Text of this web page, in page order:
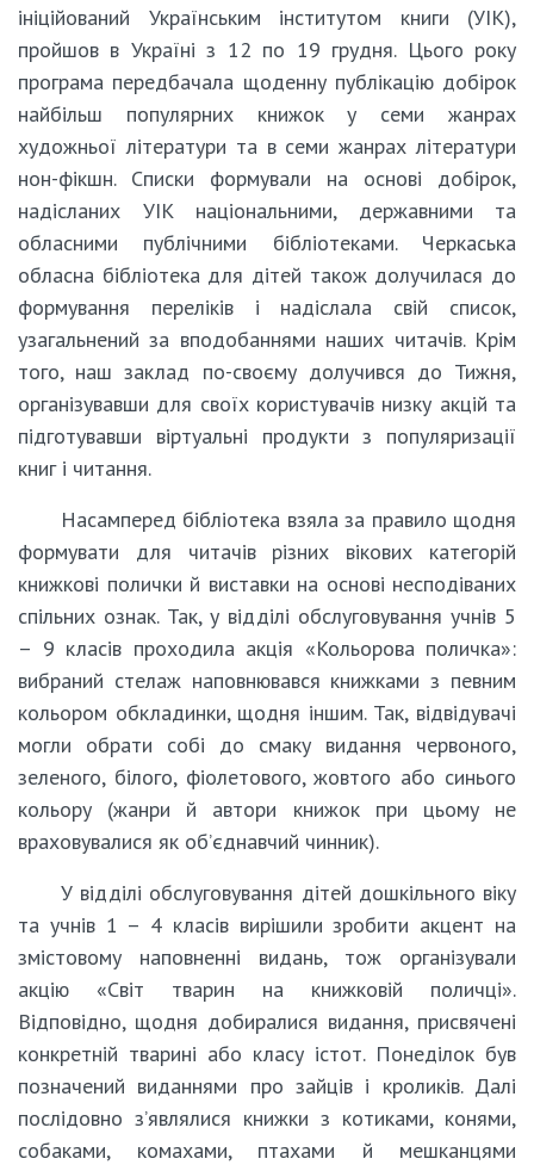
ініційований Українським інститутом книги (УІК),
пройшов в Україні з 12 по 19 грудня. Цього року
програма передбачала щоденну публікацію добірок
найбільш популярних книжок у семи жанрах
художньої літератури та в семи жанрах літератури
нон-фікшн. Списки формували на основі добірок,
надісланих УІК національними, державними та
обласними публічними бібліотеками. Черкаська
обласна бібліотека для дітей також долучилася до
формування переліків і надіслала свій список,
узагальнений за вподобаннями наших читачів. Крім
того, наш заклад по-своєму долучився до Тижня,
організувавши для своїх користувачів низку акцій та
підготувавши віртуальні продукти з популяризації
книг і читання.
Насамперед бібліотека взяла за правило щодня
формувати для читачів різних вікових категорій
книжкові полички й виставки на основі несподіваних
спільних ознак. Так, у відділі обслуговування учнів 5
– 9 класів проходила акція «Кольорова поличка»:
вибраний стелаж наповнювався книжками з певним
кольором обкладинки, щодня іншим. Так, відвідувачі
могли обрати собі до смаку видання червоного,
зеленого, білого, фіолетового, жовтого або синього
кольору (жанри й автори книжок при цьому не
враховувалися як об’єднавчий чинник).
У відділі обслуговування дітей дошкільного віку
та учнів 1 – 4 класів вирішили зробити акцент на
змістовому наповненні видань, тож організували
акцію «Світ тварин на книжковій поличці».
Відповідно, щодня добиралися видання, присвячені
конкретній тварині або класу істот. Понеділок був
позначений виданнями про зайців і кроликів. Далі
послідовно з’являлися книжки з котиками, конями,
собаками, комахами, птахами й мешканцями